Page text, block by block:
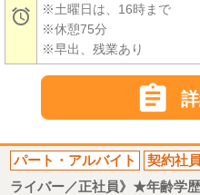

※土曜日は、16時まで
※休憩75分
※早出、残業あり

パート・アルバイト 契約社員
ライバー／正社員》★年齢学